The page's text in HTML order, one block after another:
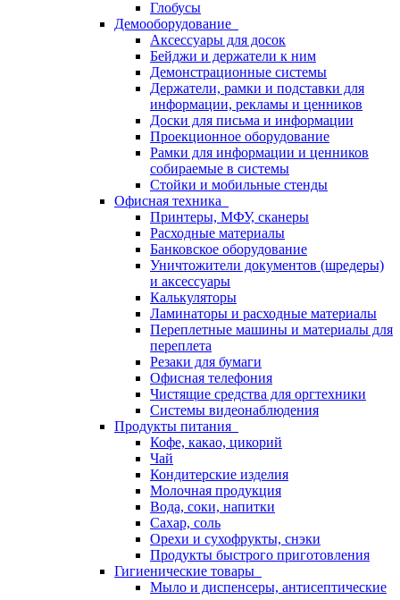
Глобусы
Демооборудование
Аксессуары для досок
Бейджи и держатели к ним
Демонстрационные системы
Держатели, рамки и подставки для
информации, рекламы и ценников
Доски для письма и информации
Проекционное оборудование
Рамки для информации и ценников
собираемые в системы
Стойки и мобильные стенды
Офисная техника
Принтеры, МФУ, сканеры
Расходные материалы
Банковское оборудование
Уничтожители документов (шредеры)
и аксессуары
Калькуляторы
Ламинаторы и расходные материалы
Переплетные машины и материалы для
переплета
Резаки для бумаги
Офисная телефония
Чистящие средства для оргтехники
Системы видеонаблюдения
Продукты питания
Кофе, какао, цикорий
Чай
Кондитерские изделия
Молочная продукция
Вода, соки, напитки
Сахар, соль
Орехи и сухофрукты, снэки
Продукты быстрого приготовления
Гигиенические товары
Мыло и диспенсеры, антисептические